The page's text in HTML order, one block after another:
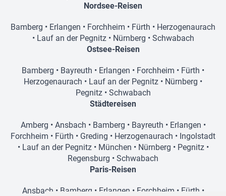
Nordsee-Reisen
Bamberg • Erlangen • Forchheim • Fürth • Herzogenaurach
• Lauf an der Pegnitz• Nürnberg • Schwabach
Ostsee-Reisen
Bamberg • Bayreuth • Erlangen • Forchheim • Fürth •
Herzogenaurach • Lauf an der Pegnitz • Nürnberg •
Pegnitz• Schwabach
Städtereisen
Amberg • Ansbach • Bamberg • Bayreuth • Erlangen •
Forchheim • Fürth • Greding • Herzogenaurach • Ingolstadt
• Lauf an der Pegnitz• München • Nürnberg • Pegnitz•
Regensburg • Schwabach
Paris-Reisen
Ansbach • Bamberg • Erlangen • Forchheim • Fürth •